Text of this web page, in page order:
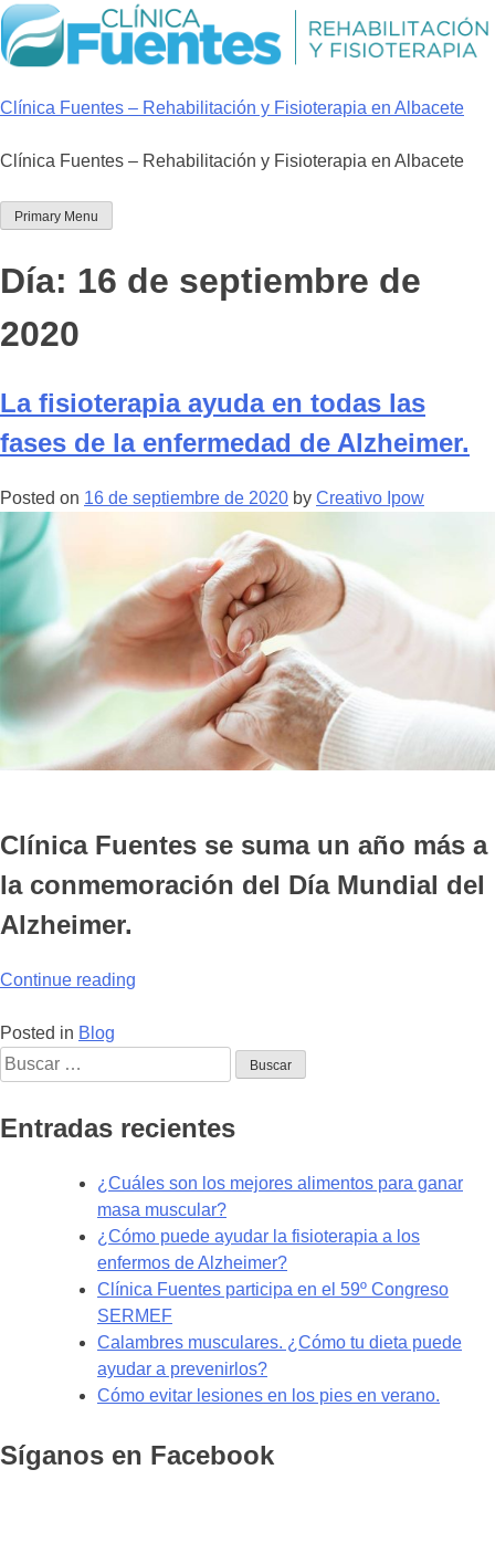
Skip
to
content
Clínica Fuentes – Rehabilitación y Fisioterapia en Albacete
Clínica Fuentes – Rehabilitación y Fisioterapia en Albacete
Primary Menu
Día: 16 de septiembre de
2020
La fisioterapia ayuda en todas las
fases de la enfermedad de Alzheimer.
Posted on 16 de septiembre de 2020 by Creativo Ipow
Clínica Fuentes se suma un año más a
la conmemoración del Día Mundial del
Alzheimer.
Continue reading
todas
fases
la
enfermedad
de
Alzheimer.”
Posted in Blog
Buscar:
Entradas recientes
¿Cuáles son los mejores alimentos para ganar
masa muscular?
¿Cómo puede ayudar la fisioterapia a los
enfermos de Alzheimer?
Clínica Fuentes participa en el 59º Congreso
SERMEF
Calambres musculares. ¿Cómo tu dieta puede
ayudar a prevenirlos?
Cómo evitar lesiones en los pies en verano.
Síganos en Facebook